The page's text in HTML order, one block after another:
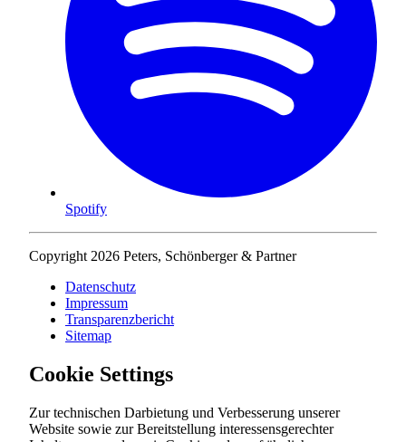
Spotify
Copyright 2026 Peters, Schönberger & Partner
Datenschutz
Impressum
Transparenzbericht
Sitemap
Cookie Settings
Zur technischen Darbietung und Verbesserung unserer
Website sowie zur Bereitstellung interessensgerechter